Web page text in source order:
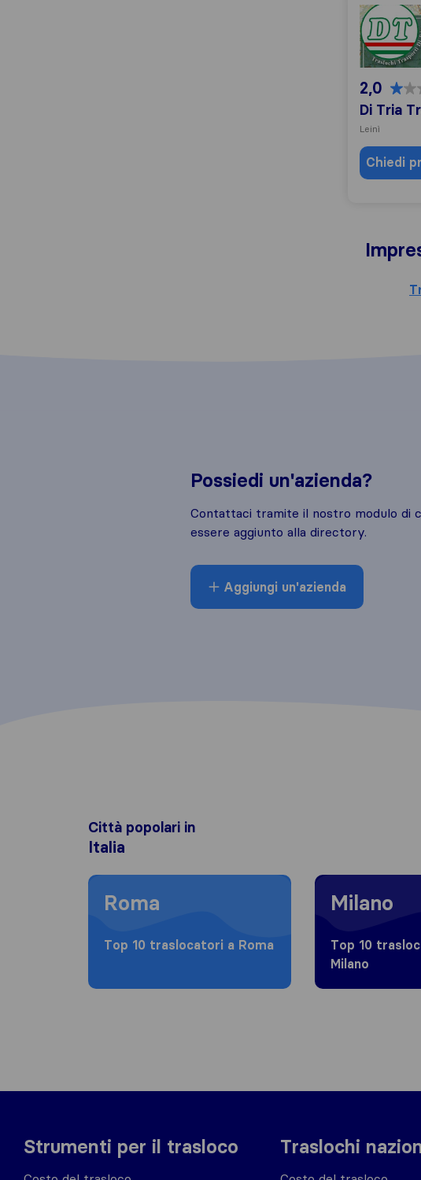
Di Tria
2,0
Di Tria
Leinì
Chiedi
Possiedi un'azienda?
Contattaci tramite il nostro modulo di
essere aggiunto alla directory.
Aggiungi un'azienda
Città popolari in
Italia
Moving to Roma
Roma
Top 10 traslocatori a Roma
Moving to Milano
Milano
Top 10
Milano
Strumenti per il trasloco Traslochi